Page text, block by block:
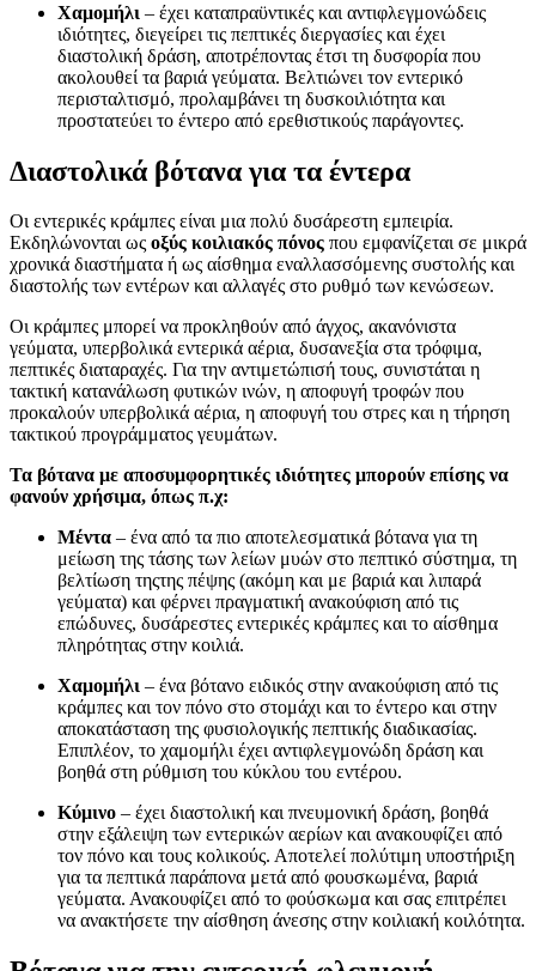
Χαμομήλι – έχει καταπραϋντικές και αντιφλεγμονώδεις
ιδιότητες, διεγείρει τις πεπτικές διεργασίες και έχει
διαστολική δράση, αποτρέποντας έτσι τη δυσφορία που
ακολουθεί τα βαριά γεύματα. Βελτιώνει τον εντερικό
περισταλτισμό, προλαμβάνει τη δυσκοιλιότητα και
προστατεύει το έντερο από ερεθιστικούς παράγοντες.
Διαστολικά βότανα για τα έντερα
Οι εντερικές κράμπες είναι μια πολύ δυσάρεστη εμπειρία.
Εκδηλώνονται ως οξύς κοιλιακός πόνος που εμφανίζεται σε μικρά
χρονικά διαστήματα ή ως αίσθημα εναλλασσόμενης συστολής και
διαστολής των εντέρων και αλλαγές στο ρυθμό των κενώσεων.
Οι κράμπες μπορεί να προκληθούν από άγχος, ακανόνιστα
γεύματα, υπερβολικά εντερικά αέρια, δυσανεξία στα τρόφιμα,
πεπτικές διαταραχές. Για την αντιμετώπισή τους, συνιστάται η
τακτική κατανάλωση φυτικών ινών, η αποφυγή τροφών που
προκαλούν υπερβολικά αέρια, η αποφυγή του στρες και η τήρηση
τακτικού προγράμματος γευμάτων.
Τα βότανα με αποσυμφορητικές ιδιότητες μπορούν επίσης να
φανούν χρήσιμα, όπως π.χ:
Μέντα – ένα από τα πιο αποτελεσματικά βότανα για τη
μείωση της τάσης των λείων μυών στο πεπτικό σύστημα, τη
βελτίωση τηςτης πέψης (ακόμη και με βαριά και λιπαρά
γεύματα) και φέρνει πραγματική ανακούφιση από τις
επώδυνες, δυσάρεστες εντερικές κράμπες και το αίσθημα
πληρότητας στην κοιλιά.
Χαμομήλι – ένα βότανο ειδικός στην ανακούφιση από τις
κράμπες και τον πόνο στο στομάχι και το έντερο και στην
αποκατάσταση της φυσιολογικής πεπτικής διαδικασίας.
Επιπλέον, το χαμομήλι έχει αντιφλεγμονώδη δράση και
βοηθά στη ρύθμιση του κύκλου του εντέρου.
Κύμινο – έχει διαστολική και πνευμονική δράση, βοηθά
στην εξάλειψη των εντερικών αερίων και ανακουφίζει από
τον πόνο και τους κολικούς. Αποτελεί πολύτιμη υποστήριξη
για τα πεπτικά παράπονα μετά από φουσκωμένα, βαριά
γεύματα. Ανακουφίζει από το φούσκωμα και σας επιτρέπει
να ανακτήσετε την αίσθηση άνεσης στην κοιλιακή κοιλότητα.